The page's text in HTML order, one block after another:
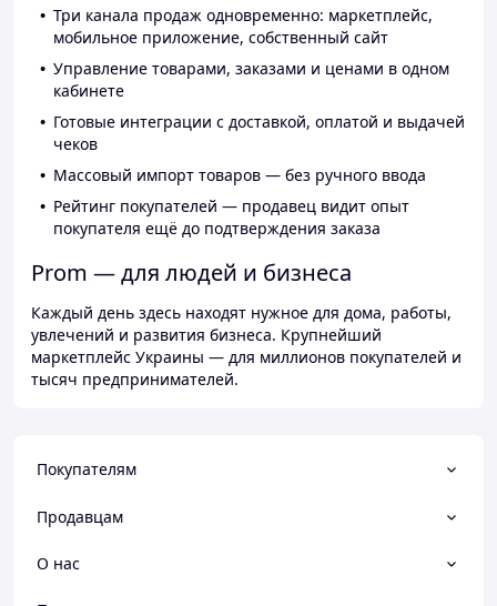
Три канала продаж одновременно: маркетплейс,
мобильное приложение, собственный сайт
Управление товарами, заказами и ценами в одном
кабинете
Готовые интеграции с доставкой, оплатой и выдачей
чеков
Массовый импорт товаров — без ручного ввода
Рейтинг покупателей — продавец видит опыт
покупателя ещё до подтверждения заказа
Prom — для людей и бизнеса
Каждый день здесь находят нужное для дома, работы,
увлечений и развития бизнеса. Крупнейший
маркетплейс Украины — для миллионов покупателей и
тысяч предпринимателей.
Покупателям
Продавцам
О нас